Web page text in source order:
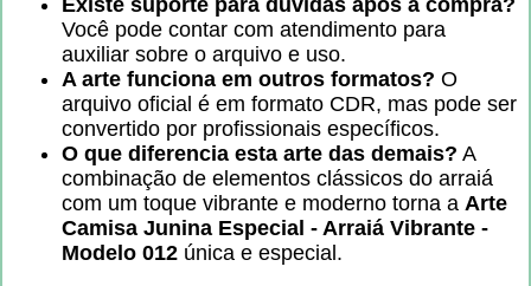
Existe suporte para dúvidas após a compra?
Você pode contar com atendimento para
auxiliar sobre o arquivo e uso.
A arte funciona em outros formatos? O
arquivo oficial é em formato CDR, mas pode ser
convertido por profissionais específicos.
O que diferencia esta arte das demais? A
combinação de elementos clássicos do arraiá
com um toque vibrante e moderno torna a Arte
Camisa Junina Especial - Arraiá Vibrante -
Modelo 012 única e especial.